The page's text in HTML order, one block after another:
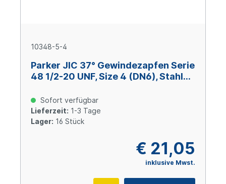
10348-5-4
Parker JIC 37° Gewindezapfen Serie
48 1/2-20 UNF, Size 4 (DN6), Stahl
Sofort verfügbar
Lieferzeit: 1-3 Tage
Lager: 16 Stück
€ 21,05
inklusive Mwst.